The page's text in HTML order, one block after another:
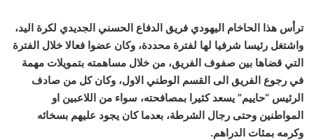
ترأس هذا الحاخام اليهودي فريق الدفاع الحسني الجديدي لكرة اليد،
واشتغل رئيسا شرفيا لها لفترة محددة، وكان عضوا فعالا خلال الفترة
التي قضاها بين صفوف الفريق، من خلال مساهمته بتمويلات مهمة
في رجوع الفريق الى القسم الوطني الاول، وكان كل من صادف
الرئيس “حاييم” يسعد كثيرا بمصافحته، سواء من اللاعبين او
المواطنين وحتى رجال الشرطة، بعدما كان يجود عليهم بسخائه
وكرمه بمئات الدراهم.